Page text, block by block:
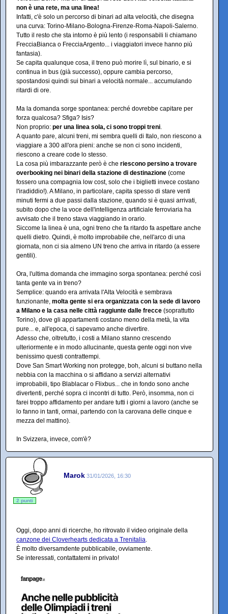
non è una rete, ma una linea!
Infatti, c'è solo un percorso di binari ad alta velocità, che disegna
una curva: Torino-Milano-Bologna-Firenze-Roma-Napoli-Salerno.
Tutto il resto che sta intorno è più lento (i responsabili li chiamano
FrecciaBianca o FrecciaArgento... i viaggiatori invece hanno più
fantasia).
Se capita qualunque cosa, il treno può morire lì, sul binario, e si
continua in bus (già successo), oppure cambia percorso,
spostandosi quindi sui binari a velocità normale... accumulando
ritardi di ore.
Ma la domanda sorge spontanea: perché dovrebbe capitare per
forza qualcosa? Sfiga? Isis?
Non proprio: per una linea sola, ci sono troppi treni.
A quanto pare, alcuni treni, mi sembra quelli di Italo, non riescono a
viaggiare a 300 all'ora pieni: anche se non ci sono incidenti,
riescono a creare code lo stesso.
La cosa più imbarazzante però è che riescono persino a trovare
overbooking nei binari della stazione di destinazione (come
fossero una compagnia low cost, solo che i biglietti invece costano
l'iradiddio!). A Milano, in particolare, capita spesso di stare venti
minuti fermi a due passi dalla stazione, quando si è quasi arrivati,
subito dopo che la voce dell'intelligenza artificiale ferroviaria ha
avvisato che il treno stava viaggiando in orario.
Siccome la linea è una, ogni treno che fa ritardo fa aspettare anche
quelli dietro. Quindi, è molto improbabile che, nell'arco di una
giornata, non ci sia almeno UN treno che arriva in ritardo (a essere
gentili).
Ora, l'ultima domanda che immagino sorga spontanea: perché così
tanta gente va in treno?
Semplice: quando era arrivata l'Alta Velocità e sembrava
funzionante, molta gente si era organizzata con la sede di lavoro
a Milano e la casa nelle città raggiunte dalle frecce (soprattutto
Torino), dove gli appartamenti costano meno della metà, la vita
pure... e, all'epoca, ci sapevamo anche divertire.
Adesso che, oltretutto, i costi a Milano stanno crescendo
ulteriormente e in modo allucinante, questa gente oggi non vive
benissimo questi contrattempi.
Dove San Smart Working non protegge, boh, alcuni si buttano nella
nebbia con la macchina o si affidano a servizi alternativi
improbabili, tipo Blablacar o Flixbus... che in fondo sono anche
divertenti, perché sopra ci incontri di tutto. Però, insomma, non ci
farei troppo affidamento per andare tutti i giorni a lavoro (anche se
lo fanno in tanti, ormai, partendo con la carovana delle cinque e
mezza del mattino).
In Svizzera, invece, com'è?
Marok 31/01/2026, 16:30
2 punti
Oggi, dopo anni di ricerche, ho ritrovato il video originale della
canzone dei Cloverhearts dedicata a Trenitalia.
È molto diversamdente pubblicabile, ovviamente.
Se interessati, contattatemi in privato!